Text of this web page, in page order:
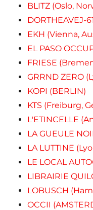
BLITZ (Oslo,
DORTHEAVEJ-
EKH (Vienna,
EL PASO
FRIESE
GRRND ZERO
KOPI (BERLIN)
KTS (Freiburg,
L'ETINCELLE
LA GUEULE
LA LUTTINE
LE LOCAL
LIBRAIRIE
LOBUSCH
OCCII